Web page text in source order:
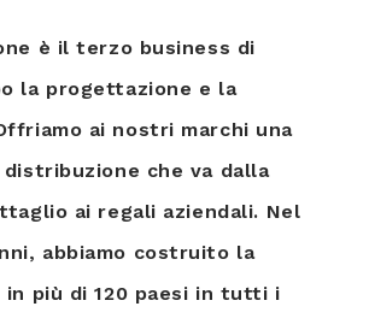
è il terzo business di
la progettazione e la
ai nostri marchi una
che va dalla
ai regali aziendali. Nel
abbiamo costruito la
più di 120 paesi in tutti i